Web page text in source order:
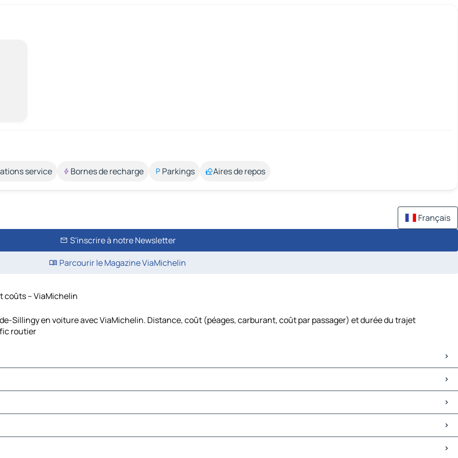
service Bornes de recharge Parkings Aires de repos
Français
S'inscrire à notre Newsletter
Parcourir le Magazine ViaMichelin
coûts – ViaMichelin
Sillingy en voiture avec ViaMichelin. Distance, coût (péages, carburant, coût par passager) et durée du trajet
routier